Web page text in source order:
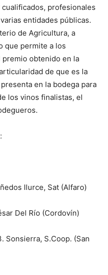
profesionales
entidades públicas.
de Agricultura, a
que permite a los
premio obtenido en la
de que es la
en la bodega para
los vinos finalistas, el
Ilurce, Sat (Alfaro)
Del Río (Cordovín)
Sonsierra, S.Coop. (San